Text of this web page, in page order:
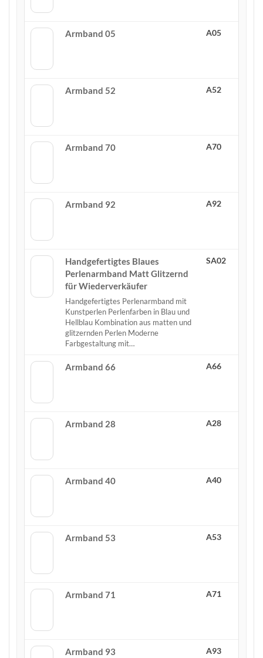
Armband 05 A05
Armband 52 A52
Armband 70 A70
Armband 92 A92
Handgefertigtes Blaues
Perlenarmband Matt Glitzernd
für Wiederverkäufer
Handgefertigtes Perlenarmband mit
Kunstperlen Perlenfarben in Blau und
Hellblau Kombination aus matten und
glitzernden Perlen Moderne
Farbgestaltung mit…
SA02
Armband 66 A66
Armband 28 A28
Armband 40 A40
Armband 53 A53
Armband 71 A71
Armband 93 A93